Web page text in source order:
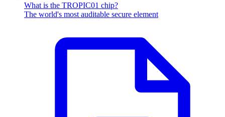
What is the TROPIC01 chip?
The world's most auditable secure element